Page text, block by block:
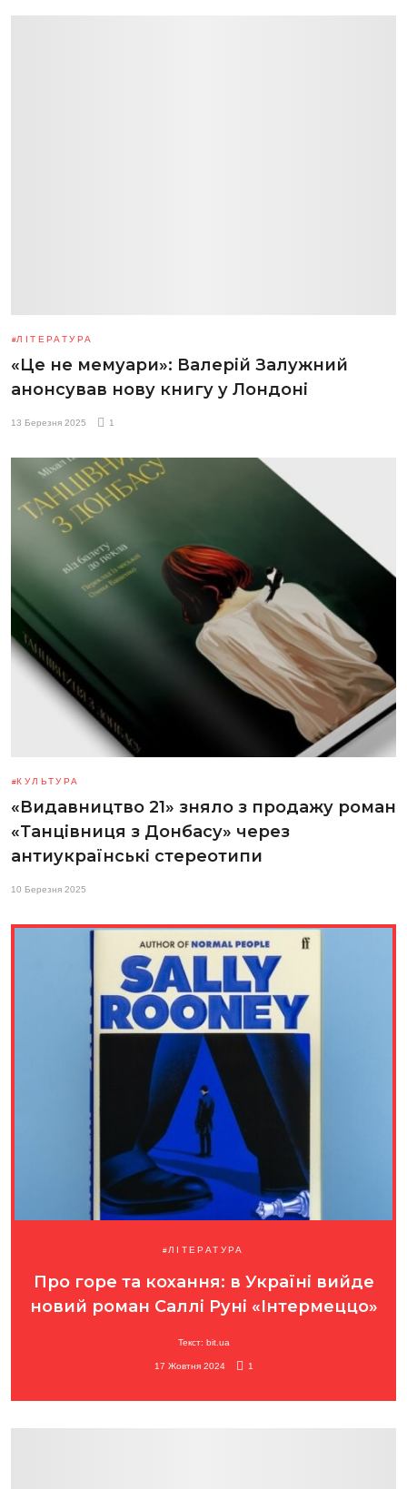
ЛІТЕРАТУРА
«Це не мемуари»: Валерій Залужний
анонсував нову книгу у Лондоні
13 Березня 2025 1
КУЛЬТУРА
«Видавництво 21» зняло з продажу роман
«Танцівниця з Донбасу» через
антиукраїнські стереотипи
10 Березня 2025
ЛІТЕРАТУРА
Про горе та кохання: в Україні вийде
новий роман Саллі Руні «Інтермеццо»
Текст: bit.ua
17 Жовтня 2024 1